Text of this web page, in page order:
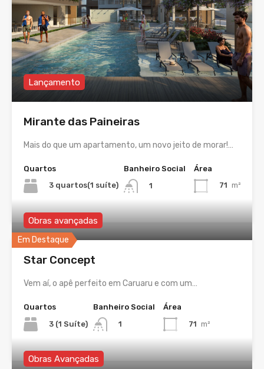
Lançamento
Mirante das Paineiras
Mais do que um apartamento, um novo jeito de morar!…
Quartos
3 quartos(1 suíte)
Banheiro Social
1
Área
71 m²
Em Destaque
Obras avançadas
Star Concept
Vem aí, o apê perfeito em Caruaru e com um…
Quartos
3 (1 Suíte)
Banheiro Social
1
Área
71 m²
Obras Avançadas